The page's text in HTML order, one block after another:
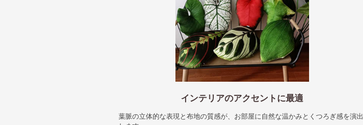
インテリアのアクセントに最適
葉脈の立体的な表現と布地の質感が、お部屋に自然な温かみとくつろぎ感を演出